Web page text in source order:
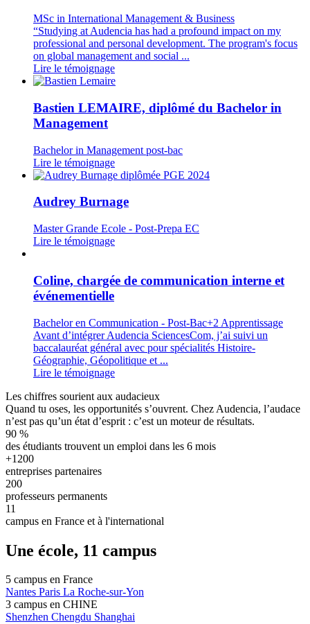
MSc in International Management & Business
“Studying at Audencia has had a profound impact on my
professional and personal development. The program's focus
on global management and social ...
Lire le témoignage
Bastien LEMAIRE, diplômé du Bachelor in
Management
Bachelor in Management post-bac
Lire le témoignage
Audrey Burnage
Master Grande Ecole - Post-Prepa EC
Lire le témoignage
Coline, chargée de communication interne et
événementielle
Bachelor en Communication - Post-Bac+2 Apprentissage
Avant d’intégrer Audencia SciencesCom, j’ai suivi un
baccalauréat général avec pour spécialités Histoire-
Géographie, Géopolitique et ...
Lire le témoignage
Les chiffres sourient aux audacieux
Quand tu oses, les opportunités s’ouvrent. Chez Audencia, l’audace
n’est pas qu’un état d’esprit : c’est un moteur de résultats.
90 %
des étudiants trouvent un emploi dans les 6 mois
+1200
entreprises partenaires
200
professeurs permanents
11
campus en France et à l'international
Une école, 11 campus
5 campus en France
Nantes Paris La Roche-sur-Yon
3 campus en CHINE
Shenzhen Chengdu Shanghai